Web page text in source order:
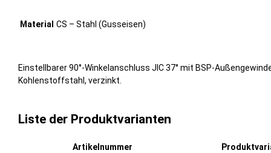
Material CS – Stahl (Gusseisen)
Einstellbarer 90°-Winkelanschluss JIC 37° mit BSP-
Kohlenstoffstahl, verzinkt.
Liste der Produktvarianten
Artikelnummer